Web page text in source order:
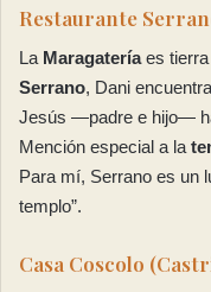
Restaurante
La Maragateríaes tierra
Serrano, Dani
Jesús —padre e hijo—
Mención especial a la
Para mí, Serrano es un
templo”.
Casa Coscolo